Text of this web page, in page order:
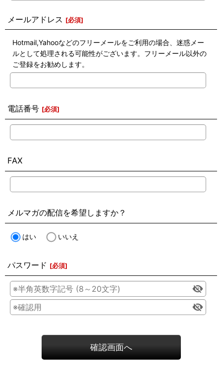
メールアドレス [必須]
Hotmail,Yahooなどのフリーメールをご利用の場合、迷惑メー
ルとして処理される可能性がございます。フリーメール以外の
ご登録をお勧めします。
電話番号 [必須]
FAX
メルマガの配信を希望しますか？
はい いいえ
パスワード [必須]
確認画面へ